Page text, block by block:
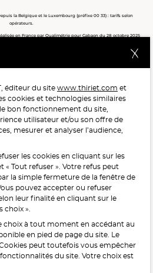
la Belgique et le Luxembourg (préfixe 00 33) : tarifs selon
opérateurs.
en France par Qualimétrie pour Gabaon du 28 octobre 2025
Meilleure relation clients : catégorie surgelés. Étude
AU MOINS CINQ FRUITS ET
WWW.MANGERBOUGER.FR
pour la santé, à consommer
modération.
de boissons alcooliques
de moins de 18 ans
éditeur du site www.thiriet.com et
cookies et technologies similaires
bon fonctionnement du site,
utilisateur et/ou son offre de
mesurer et analyser l’audience,
les cookies en cliquant sur les
« Tout refuser ». Votre refus peut
la simple fermeture de la fenêtre de
pouvez accepter ou refuser
leur finalité en cliquant sur le
choix ».
choix à tout moment en accédant au
en pied de page du site. Le
peut toutefois vous empêcher
du site. Votre choix est